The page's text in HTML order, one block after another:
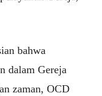
bahwa
dalam Gereja
zaman, OCD